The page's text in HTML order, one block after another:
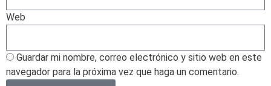
Web
Guardar mi nombre, correo electrónico y sitio web en este
navegador para la próxima vez que haga un comentario.